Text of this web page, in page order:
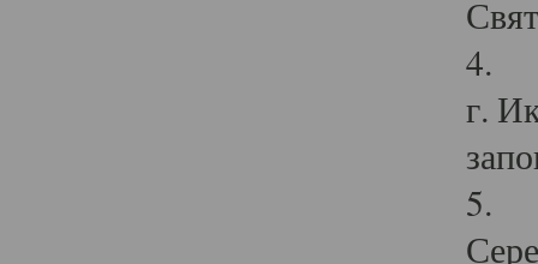
4.
г.
5.